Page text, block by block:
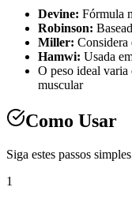
Devine: Fórmula
Robinson:
Miller: Considera
Hamwi: Usada
O peso ideal varia
muscular
Como Usar
Siga estes passos
1